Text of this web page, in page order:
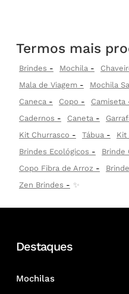
Termos mais
Brindes Mochila
Mala de Viagem
Mochila
Caneca
Copo Camiseta
Cadernos
Caneta
Kit Churrasco
Tábua
Kit
Brindes Ecológicos
Brinde
Copo Fibra de Arroz
Zen Brindes
✨
Destaques
Mochilas